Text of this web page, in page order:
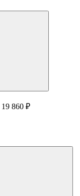
19 860 ₽